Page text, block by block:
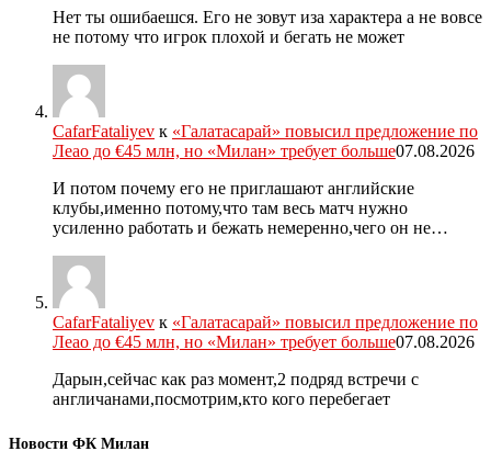
Нет ты ошибаешся. Его не зовут иза характера а не вовсе
не потому что игрок плохой и бегать не может
CafarFataliyev к «Галатасарай» повысил предложение по
Леао до €45 млн, но «Милан» требует больше07.08.2026
И потом почему его не приглашают английские
клубы,именно потому,что там весь матч нужно
усиленно работать и бежать немеренно,чего он не…
CafarFataliyev к «Галатасарай» повысил предложение по
Леао до €45 млн, но «Милан» требует больше07.08.2026
Дарын,сейчас как раз момент,2 подряд встречи с
англичанами,посмотрим,кто кого перебегает
Новости ФК Милан